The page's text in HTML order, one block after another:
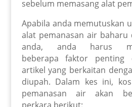
sebelum memasang alat
Apabila anda memutuskan
alat pemanasan air baharu
anda, anda harus
beberapa faktor penting
artikel yang berkaitan
diupah. Dalam kes ini,
pemanasan air akan
perkara berikut: